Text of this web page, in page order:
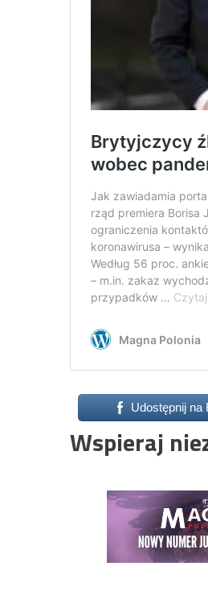
Udostępnij na
Wspieraj